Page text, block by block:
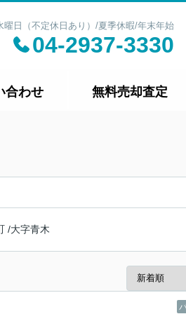
日（不定休日あり）/夏季休暇/年末年始
04-2937-3330
合わせ 無料売却査定
/大字青木